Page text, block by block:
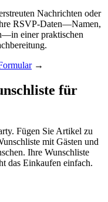
Nachrichten oder
RSVP-Daten—Namen,
einer praktischen
→
für
Fügen Sie Artikel zu
mit Gästen und
Ihre Wunschliste
das Einkaufen einfach.